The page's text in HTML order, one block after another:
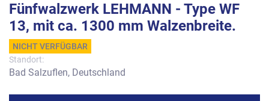
Fünfwalzwerk LEHMANN - Type WF
13, mit ca. 1300 mm Walzenbreite.
NICHT VERFÜGBAR
Standort:
Bad Salzuflen, Deutschland